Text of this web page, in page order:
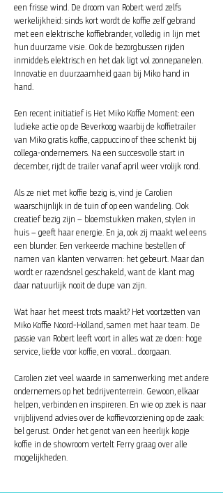
een frisse wind. De droom van Robert werd zelfs
werkelijkheid: sinds kort wordt de koffie zelf gebrand
met een elektrische koffiebrander, volledig in lijn met
hun duurzame visie. Ook de bezorgbussen rijden
inmiddels elektrisch en het dak ligt vol zonnepanelen.
Innovatie en duurzaamheid gaan bij Miko hand in
hand.
Een recent initiatief is Het Miko Koffie Moment: een
ludieke actie op de Beverkoog waarbij de koffietrailer
van Miko gratis koffie, cappuccino of thee schenkt bij
collega-ondernemers. Na een succesvolle start in
december, rijdt de trailer vanaf april weer vrolijk rond.
Als ze niet met koffie bezig is, vind je Carolien
waarschijnlijk in de tuin of op een wandeling. Ook
creatief bezig zijn – bloemstukken maken, stylen in
huis – geeft haar energie. En ja, ook zij maakt wel eens
een blunder. Een verkeerde machine bestellen of
namen van klanten verwarren: het gebeurt. Maar dan
wordt er razendsnel geschakeld, want de klant mag
daar natuurlijk nooit de dupe van zijn.
Wat haar het meest trots maakt? Het voortzetten van
Miko Koffie Noord-Holland, samen met haar team. De
passie van Robert leeft voort in alles wat ze doen: hoge
service, liefde voor koffie, en vooral... doorgaan.
Carolien ziet veel waarde in samenwerking met andere
ondernemers op het bedrijventerrein. Gewoon, elkaar
helpen, verbinden en inspireren. En wie op zoek is naar
vrijblijvend advies over de koffievoorziening op de zaak:
bel gerust. Onder het genot van een heerlijk kopje
koffie in de showroom vertelt Ferry graag over alle
mogelijkheden.